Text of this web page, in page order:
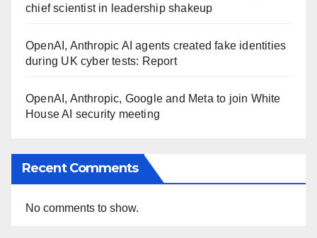
chief scientist in leadership shakeup
OpenAI, Anthropic AI agents created fake identities
during UK cyber tests: Report
OpenAI, Anthropic, Google and Meta to join White
House AI security meeting
Recent Comments
No comments to show.